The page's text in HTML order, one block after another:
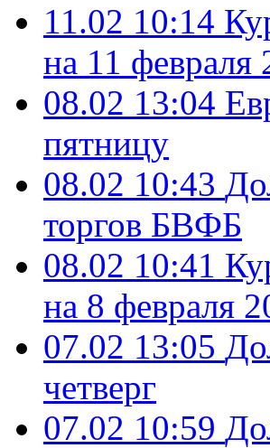
11.02 10:14
на 11 февраля
08.02 13:04
пятницу
08.02 10:43
торгов БВФБ
08.02 10:41
на 8 февраля
07.02 13:05
четверг
07.02 10:59